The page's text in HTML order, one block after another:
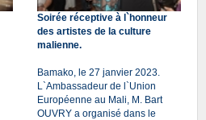
Soirée réceptive à l`honneur
des artistes de la culture
malienne.
Bamako, le 27 janvier 2023.
L`Ambassadeur de l`Union
Européenne au Mali, M. Bart
OUVRY a organisé dans le